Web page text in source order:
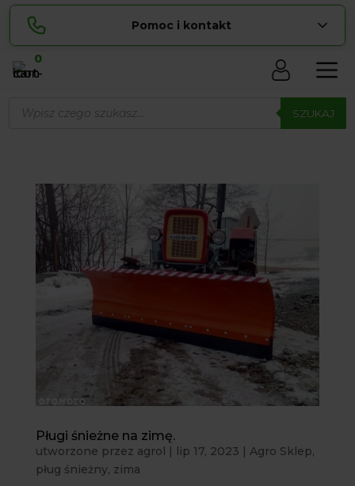
Pomoc i kontakt
Sylwia
pokaż numer
zamowienia@ ...
biuro@ ... pokaż e-mail
Biuro obsługi klienta czynne Pn-Sb: 8:00 – 20:00
0
produktów SZUKAJ
Pługi śnieżne na zimę.
utworzone przez agrol lip 17, 2023 Agro Sklep,
pług śnieżny, zima